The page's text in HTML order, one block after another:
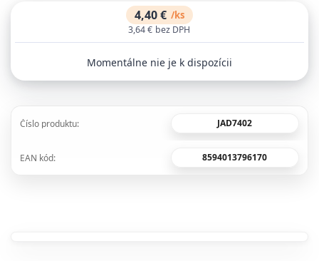
4,40 € /ks
3,64 € bez DPH
Momentálne nie je k dispozícii
Číslo produktu: JAD7402
EAN kód: 8594013796170